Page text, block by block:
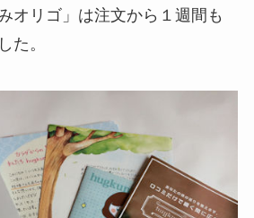
オリゴ」は注文から１週間も
た。